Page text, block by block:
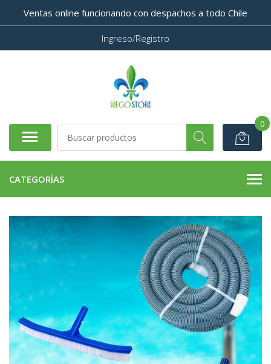
Ventas online funcionando con despachos a todo Chile
Ingreso/Registro
0
CATEGORÍAS